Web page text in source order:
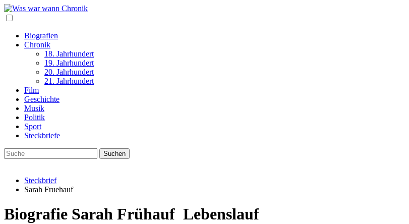
Biografien
Chronik
18. Jahrhundert
19. Jahrhundert
20. Jahrhundert
21. Jahrhundert
Film
Geschichte
Musik
Politik
Sport
Steckbriefe
Steckbrief
Sarah Fruehauf
Biografie Sarah Frühauf Lebenslauf